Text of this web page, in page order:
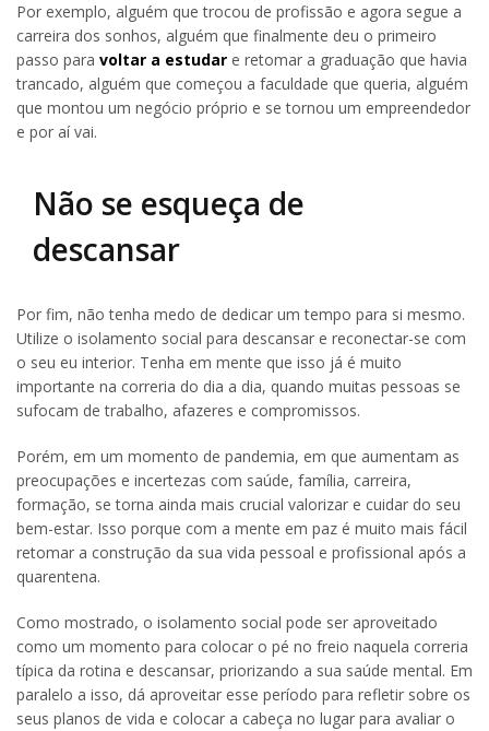
Por exemplo, alguém que trocou de profissão e agora segue a
carreira dos sonhos, alguém que finalmente deu o primeiro
passo para voltar a estudar e retomar a graduação que havia
trancado, alguém que começou a faculdade que queria, alguém
que montou um negócio próprio e se tornou um empreendedor
e por aí vai.
Não se esqueça de
descansar
Por fim, não tenha medo de dedicar um tempo para si mesmo.
Utilize o isolamento social para descansar e reconectar-se com
o seu eu interior. Tenha em mente que isso já é muito
importante na correria do dia a dia, quando muitas pessoas se
sufocam de trabalho, afazeres e compromissos.
Porém, em um momento de pandemia, em que aumentam as
preocupações e incertezas com saúde, família, carreira,
formação, se torna ainda mais crucial valorizar e cuidar do seu
bem-estar. Isso porque com a mente em paz é muito mais fácil
retomar a construção da sua vida pessoal e profissional após a
quarentena.
Como mostrado, o isolamento social pode ser aproveitado
como um momento para colocar o pé no freio naquela correria
típica da rotina e descansar, priorizando a sua saúde mental. Em
paralelo a isso, dá aproveitar esse período para refletir sobre os
seus planos de vida e colocar a cabeça no lugar para avaliar o